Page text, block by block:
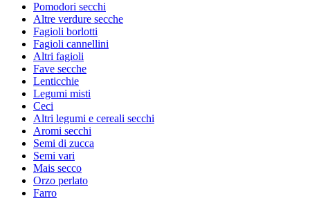
Pomodori secchi
Altre verdure secche
Fagioli borlotti
Fagioli cannellini
Altri fagioli
Fave secche
Lenticchie
Legumi misti
Ceci
Altri legumi e cereali secchi
Aromi secchi
Semi di zucca
Semi vari
Mais secco
Orzo perlato
Farro